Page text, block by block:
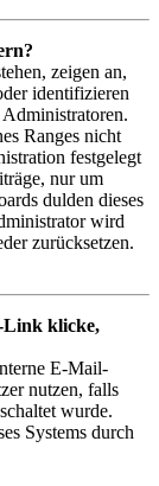
zeigen an,
identifizieren
Ranges nicht
festgelegt
nur um
dulden dieses
wird
zurücksetzen.
Link klicke,
E-Mail-
nutzen, falls
wurde.
Systems durch